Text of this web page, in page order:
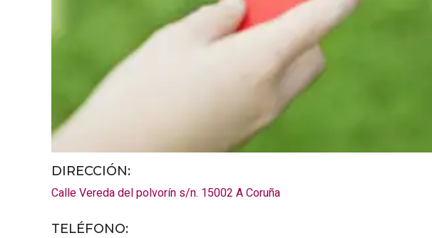
DIRECCIÓN:
Calle Vereda del polvorín s/n. 15002 A Coruña
TELÉFONO: